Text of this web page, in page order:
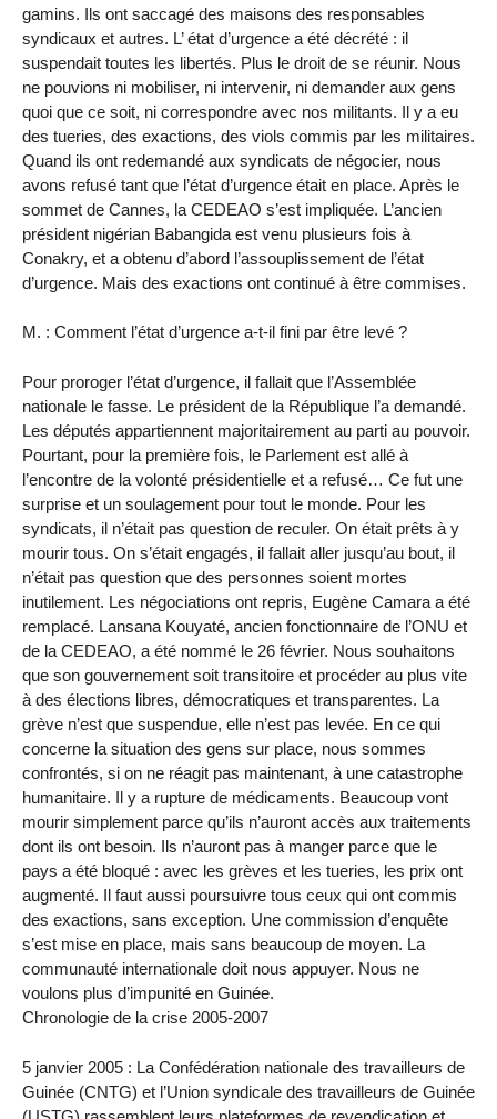
gamins. Ils ont saccagé des maisons des responsables
syndicaux et autres. L’ état d’urgence a été décrété : il
suspendait toutes les libertés. Plus le droit de se réunir. Nous
ne pouvions ni mobiliser, ni intervenir, ni demander aux gens
quoi que ce soit, ni correspondre avec nos militants. Il y a eu
des tueries, des exactions, des viols commis par les militaires.
Quand ils ont redemandé aux syndicats de négocier, nous
avons refusé tant que l’état d’urgence était en place. Après le
sommet de Cannes, la CEDEAO s’est impliquée. L’ancien
président nigérian Babangida est venu plusieurs fois à
Conakry, et a obtenu d’abord l’assouplissement de l’état
d’urgence. Mais des exactions ont continué à être commises.
M. : Comment l’état d’urgence a-t-il fini par être levé ?
Pour proroger l’état d’urgence, il fallait que l’Assemblée
nationale le fasse. Le président de la République l’a demandé.
Les députés appartiennent majoritairement au parti au pouvoir.
Pourtant, pour la première fois, le Parlement est allé à
l’encontre de la volonté présidentielle et a refusé… Ce fut une
surprise et un soulagement pour tout le monde. Pour les
syndicats, il n’était pas question de reculer. On était prêts à y
mourir tous. On s’était engagés, il fallait aller jusqu’au bout, il
n’était pas question que des personnes soient mortes
inutilement. Les négociations ont repris, Eugène Camara a été
remplacé. Lansana Kouyaté, ancien fonctionnaire de l’ONU et
de la CEDEAO, a été nommé le 26 février. Nous souhaitons
que son gouvernement soit transitoire et procéder au plus vite
à des élections libres, démocratiques et transparentes. La
grève n’est que suspendue, elle n’est pas levée. En ce qui
concerne la situation des gens sur place, nous sommes
confrontés, si on ne réagit pas maintenant, à une catastrophe
humanitaire. Il y a rupture de médicaments. Beaucoup vont
mourir simplement parce qu’ils n’auront accès aux traitements
dont ils ont besoin. Ils n’auront pas à manger parce que le
pays a été bloqué : avec les grèves et les tueries, les prix ont
augmenté. Il faut aussi poursuivre tous ceux qui ont commis
des exactions, sans exception. Une commission d’enquête
s’est mise en place, mais sans beaucoup de moyen. La
communauté internationale doit nous appuyer. Nous ne
voulons plus d’impunité en Guinée.
Chronologie de la crise 2005-2007
5 janvier 2005 : La Confédération nationale des travailleurs de
Guinée (CNTG) et l’Union syndicale des travailleurs de Guinée